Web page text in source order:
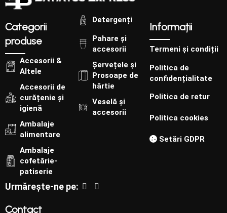
Categorii
produse
Accesorii &
Altele
Accesorii de
curățenie și
igienă
Ambalaje
alimentare
Ambalaje
cofetărie-
patiserie
Detergenți
Pahare și
accesorii
Șervețele și
Prosoape de
hârtie
Veselă și
accesorii
Informații
Termeni și condiții
Politica de
confidențialitate
Politica de retur
Politica cookies
Setări GDPR
Urmărește-ne pe:
Contact